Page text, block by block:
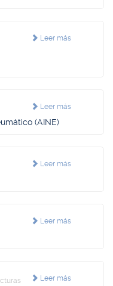
Leer más
Leer más
(AINE)
Leer más
Leer más
Leer más